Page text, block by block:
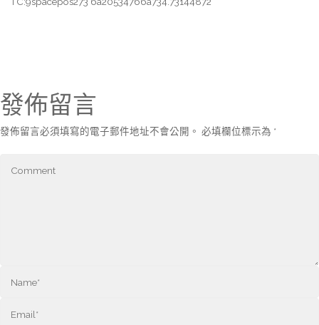
發佈留言
發佈留言必須填寫的電子郵件地址不會公開。 必填欄位標示為 *